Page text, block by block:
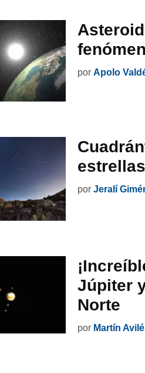
por Apolo
por Jeralí
Júpiter
Norte
por Martín